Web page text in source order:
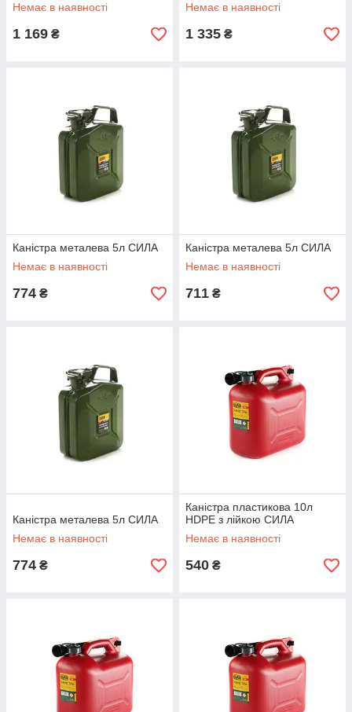
Немає в наявності
1 169 ₴
Немає в наявності
1 335 ₴
Каністра металева 5л СИЛА
Немає в наявності
774 ₴
Каністра металева 5л СИЛА
Немає в наявності
711 ₴
Каністра металева 5л СИЛА
Немає в наявності
774 ₴
Каністра пластикова 10л
HDPE з лійкою СИЛА
Немає в наявності
540 ₴